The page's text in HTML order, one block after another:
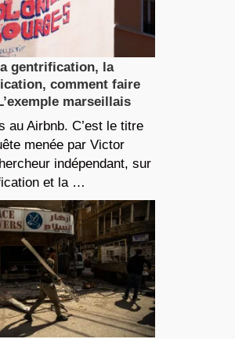
gentrification, la
comment faire
marseillais
au Airbnb. C’est le titre
menée par Victor
indépendant, sur
et la …